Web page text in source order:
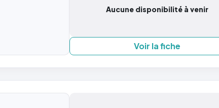
Aucune disponibilité à venir
Voir la fiche